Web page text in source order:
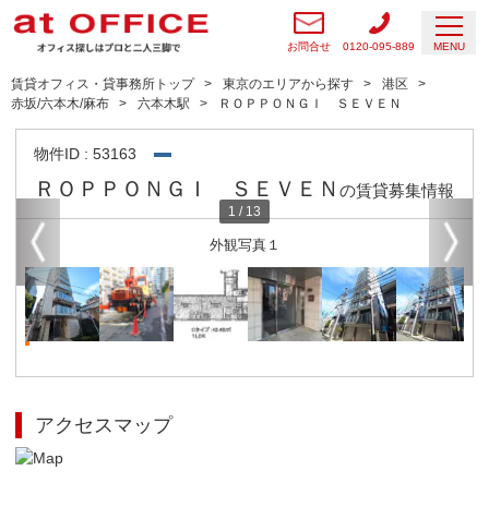
お問合せ 0120-095-889 MENU
賃貸オフィス・貸事務所トップ 東京のエリアから探す
港区
赤坂/六本木/麻布
六本木駅 ＲＯＰＰＯＮＧＩ ＳＥＶＥＮ
物件ID : 53163
ＲＯＰＰＯＮＧＩ ＳＥＶＥＮ の賃貸募集情報
外観写真１
1 / 13
アクセスマップ